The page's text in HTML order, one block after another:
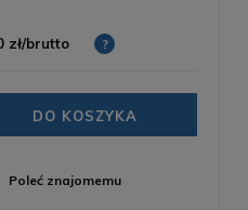
zł/brutto
?
DO KOSZYKA
Poleć znajomemu